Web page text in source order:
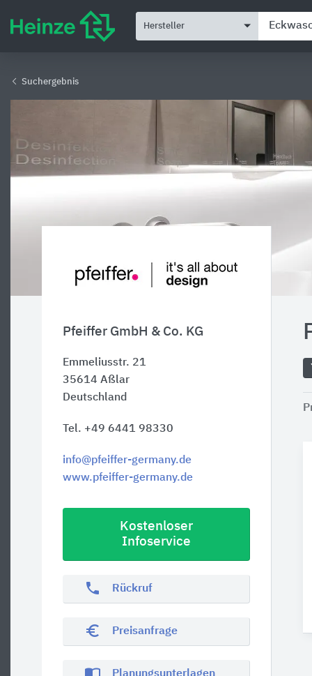
Hersteller
Suchergebnis
Pfeiffer GmbH & Co. KG
Emmeliusstr. 21
35614 Aßlar
Deutschland
Tel. +49 6441 98330
info@pfeiffer-germany.de
www.pfeiffer-germany.de
Kostenloser
Infoservice
phone Rückruf
euro_symbol Preisanfrage